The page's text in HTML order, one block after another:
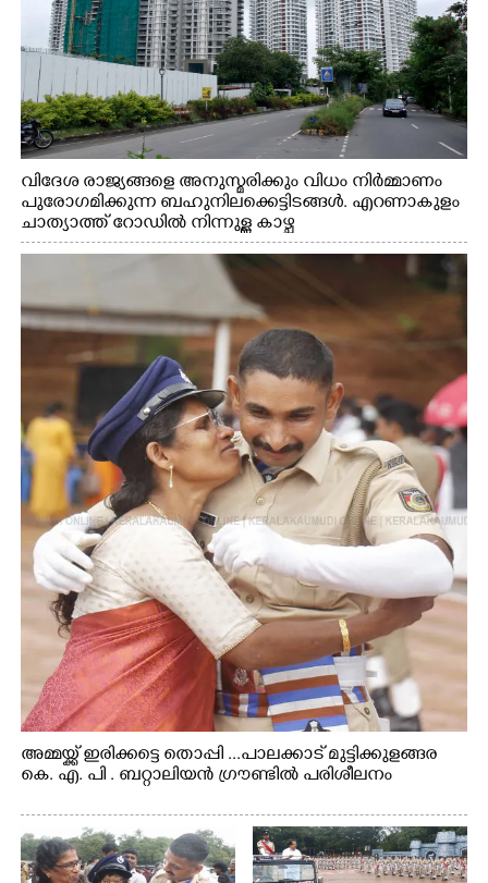
വിദേശ രാജ്യങ്ങളെ അനുസ്മരിക്കും വിധം നിർമ്മാണം
പുരോഗമിക്കുന്ന ബഹുനിലക്കെട്ടിടങ്ങൾ. എറണാകുളം
ചാത്യാത്ത് റോഡിൽ നിന്നുള്ള കാഴ്ച
അമ്മയ്ക്ക് ഇരിക്കട്ടെ തൊപ്പി ...പാലക്കാട് മുട്ടിക്കുളങ്ങര
കെ. എ. പി . ബറ്റാലിയൻ ഗ്രൗണ്ടിൽ പരിശീലനം